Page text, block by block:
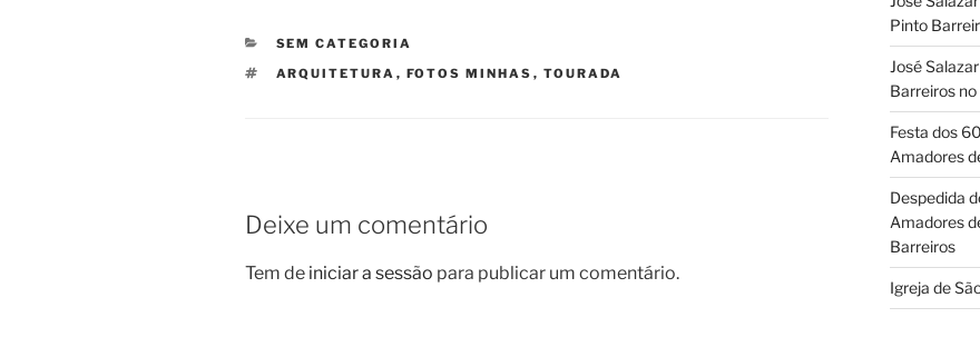
CATEGORIAS
SEM CATEGORIA
ETIQUETAS
ARQUITETURA , FOTOS MINHAS , TOURADA
Deixe um comentário
Tem de iniciar a sessão para publicar um comentário.
Pinto
José
Barreiros
Festa dos
Amadores
Despedida
Amadores
Barreiros
Igreja de